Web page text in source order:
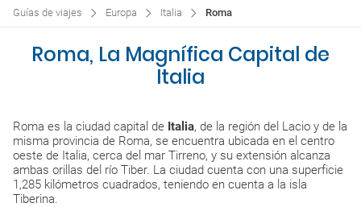
Guías de viajes Europa Italia Roma
Roma, La Magnífica Capital de
Italia
Roma es la ciudad capital de Italia, de la región del Lacio y de la
misma provincia de Roma, se encuentra ubicada en el centro
oeste de Italia, cerca del mar Tirreno, y su extensión alcanza
ambas orillas del río Tiber. La ciudad cuenta con una superficie
1,285 kilómetros cuadrados, teniendo en cuenta a la isla
Tiberina.